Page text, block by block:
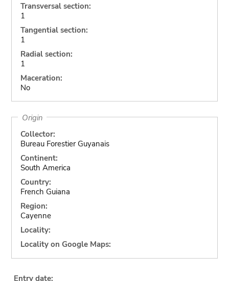
Transversal section:
1
Tangential section:
1
Radial section:
1
Maceration:
No
Origin
Collector:
Bureau Forestier Guyanais
Continent:
South America
Country:
French Guiana
Region:
Cayenne
Locality:
Locality on Google Maps:
Entry date: